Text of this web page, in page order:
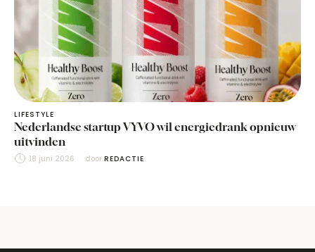
LIFESTYLE
Nederlandse startup VYVO wil energiedrank opnieuw
uitvinden
18 juni 2026 door REDACTIE